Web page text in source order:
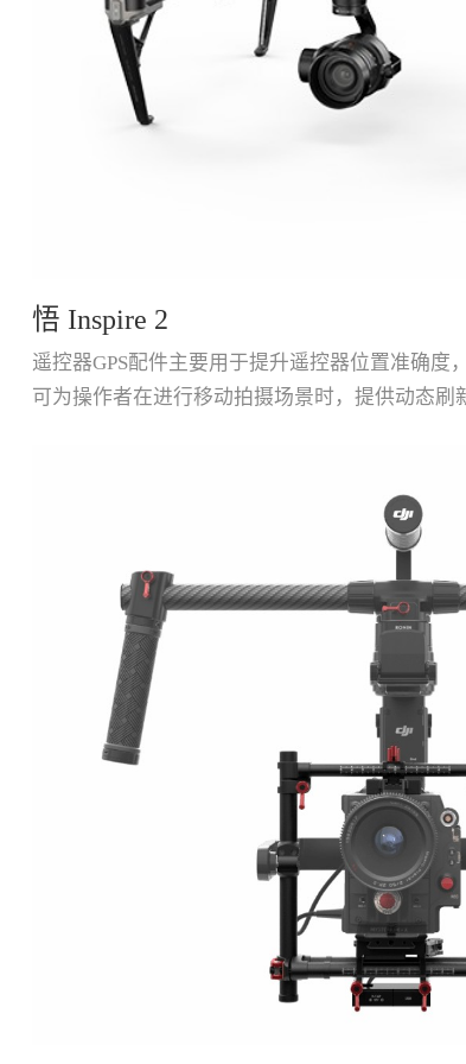
悟 Inspire 2
遥控器GPS配件主要用于提升遥控器位置准确度
可为操作者在进行移动拍摄场景时，提供动态刷